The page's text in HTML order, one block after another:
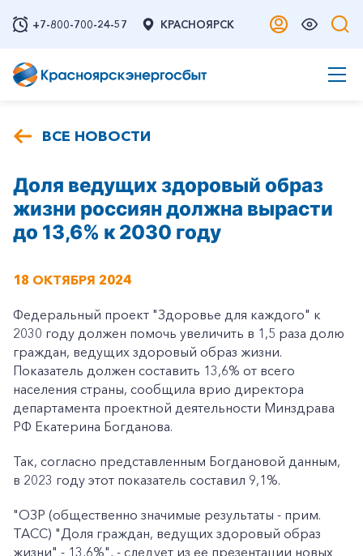
+7-800-700-24-57 КРАСНОЯРСК
ВСЕ НОВОСТИ
Доля ведущих здоровый образ
жизни россиян должна вырасти
до 13,6% к 2030 году
18 ОКТЯБРЯ 2024
Федеральный проект "Здоровье для каждого" к
2030 году должен помочь увеличить в 1,5 раза долю
граждан, ведущих здоровый образ жизни.
Показатель должен составить 13,6% от всего
населения страны, сообщила врио директора
департамента проектной деятельности Минздрава
РФ Екатерина Богданова.
Так, согласно представленным Богдановой данным,
в 2023 году этот показатель составил 9,1%.
"ОЗР (общественно значимые результаты - прим.
ТАСС) "Доля граждан, ведущих здоровый образ
жизни" - 13,6%", - следует из ее презентации новых